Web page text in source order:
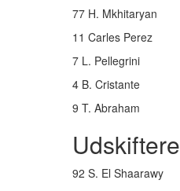
77 H. Mkhitaryan
11 Carles Perez
7 L. Pellegrini
4 B. Cristante
9 T. Abraham
Udskiftere
92 S. El Shaarawy